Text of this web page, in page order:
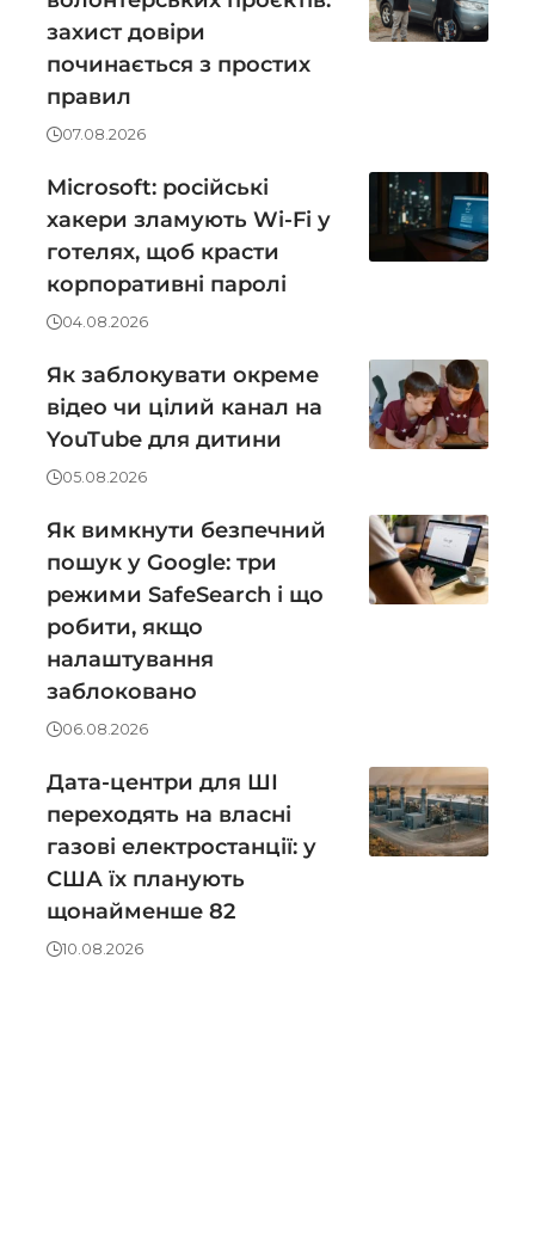
захист довіри
починається з простих
правил
07.08.2026
Microsoft: російські
хакери зламують Wi-Fi у
готелях, щоб красти
корпоративні паролі
04.08.2026
Як заблокувати окреме
відео чи цілий канал на
YouTube для дитини
05.08.2026
Як вимкнути безпечний
пошук у Google: три
режими SafeSearch і що
робити, якщо
налаштування
заблоковано
06.08.2026
Дата-центри для ШІ
переходять на власні
газові електростанції: у
США їх планують
щонайменше 82
10.08.2026